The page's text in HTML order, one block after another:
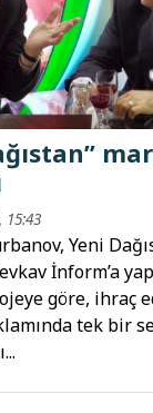
15:43
Yeni
İnform’a
göre, ihraç
tek bir